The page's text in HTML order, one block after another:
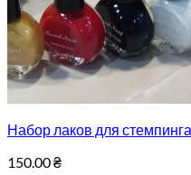
Набор лаков для
150.00₴